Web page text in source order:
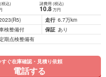
(税込) 諸費用 (税込)
10.8 万円
(R5) 走行 6.7万km
検整備付 保証 あり
期点検整備有
すぐ在庫確認・見積り依頼
電話する